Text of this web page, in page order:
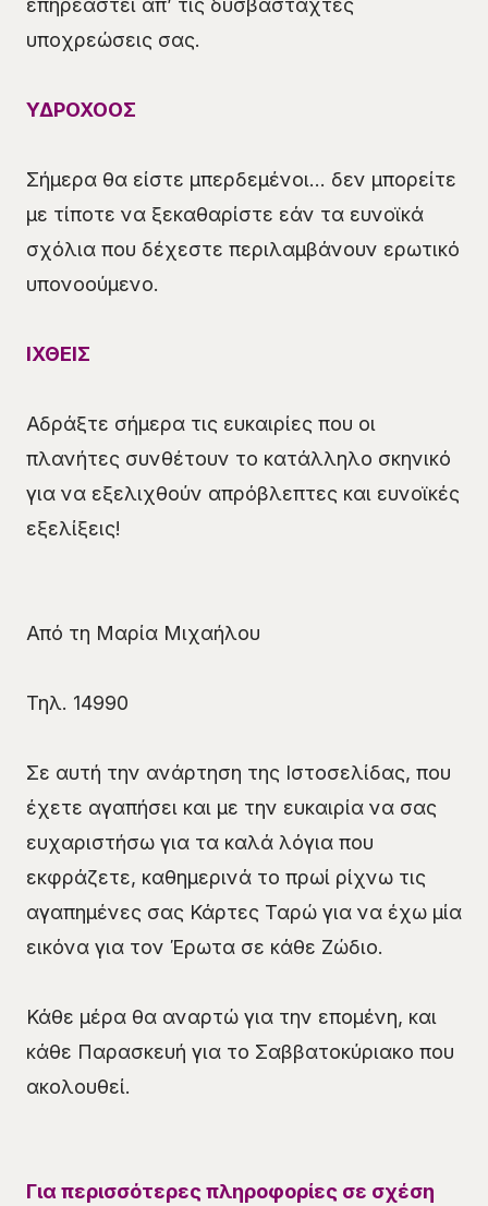
επηρεαστεί απ’ τις δυσβάσταχτες
υποχρεώσεις σας.
ΥΔΡΟΧΟΟΣ
Σήμερα θα είστε μπερδεμένοι… δεν μπορείτε
με τίποτε να ξεκαθαρίστε εάν τα ευνοϊκά
σχόλια που δέχεστε περιλαμβάνουν ερωτικό
υπονοούμενο.
ΙΧΘΕΙΣ
Αδράξτε σήμερα τις ευκαιρίες που οι
πλανήτες συνθέτουν το κατάλληλο σκηνικό
για να εξελιχθούν απρόβλεπτες και ευνοϊκές
εξελίξεις!
Από τη Μαρία Μιχαήλου
Τηλ. 14990
Σε αυτή την ανάρτηση της Ιστοσελίδας, που
έχετε αγαπήσει και με την ευκαιρία να σας
ευχαριστήσω για τα καλά λόγια που
εκφράζετε, καθημερινά το πρωί ρίχνω τις
αγαπημένες σας Κάρτες Ταρώ για να έχω μία
εικόνα για τον Έρωτα σε κάθε Ζώδιο.
Κάθε μέρα θα αναρτώ για την επομένη, και
κάθε Παρασκευή για το Σαββατοκύριακο που
ακολουθεί.
Για περισσότερες πληροφορίες σε σχέση